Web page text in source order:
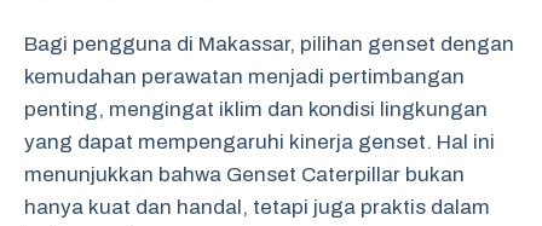
Bagi pengguna di Makassar, pilihan genset dengan
kemudahan perawatan menjadi pertimbangan
penting, mengingat iklim dan kondisi lingkungan
yang dapat mempengaruhi kinerja genset. Hal ini
menunjukkan bahwa Genset Caterpillar bukan
hanya kuat dan handal, tetapi juga praktis dalam